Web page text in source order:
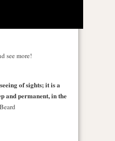
see more!
of sights; it is a
and permanent, in the